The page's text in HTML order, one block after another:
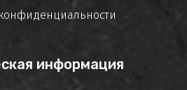
информация